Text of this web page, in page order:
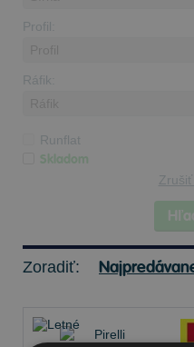
Profil:
Ráfik:
Runflat
Skladom
Zoradiť: